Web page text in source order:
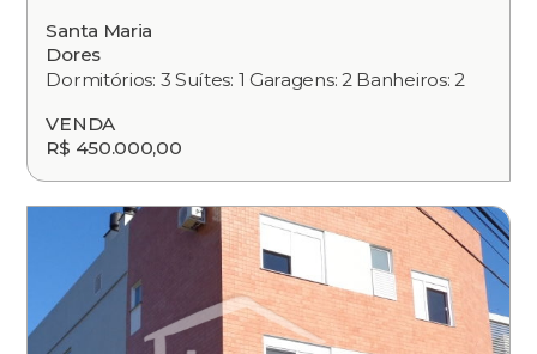
Santa Maria
Dores
Dormitórios: 3 Suítes: 1 Garagens: 2 Banheiros: 2
VENDA
R$ 450.000,00